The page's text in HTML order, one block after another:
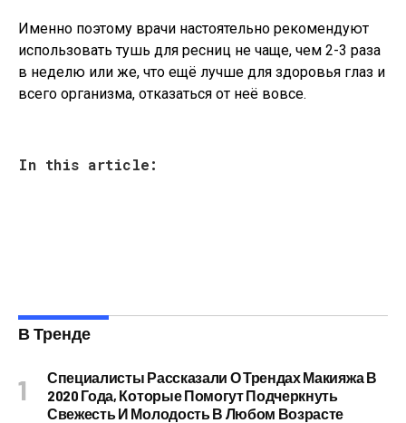
Именно поэтому врачи настоятельно рекомендуют
использовать тушь для ресниц не чаще, чем 2-3 раза
в неделю или же, что ещё лучше для здоровья глаз и
всего организма, отказаться от неё вовсе.
In this article:
В Тренде
Специалисты Рассказали О Трендах Макияжа В
2020 Года, Которые Помогут Подчеркнуть
Свежесть И Молодость В Любом Возрасте